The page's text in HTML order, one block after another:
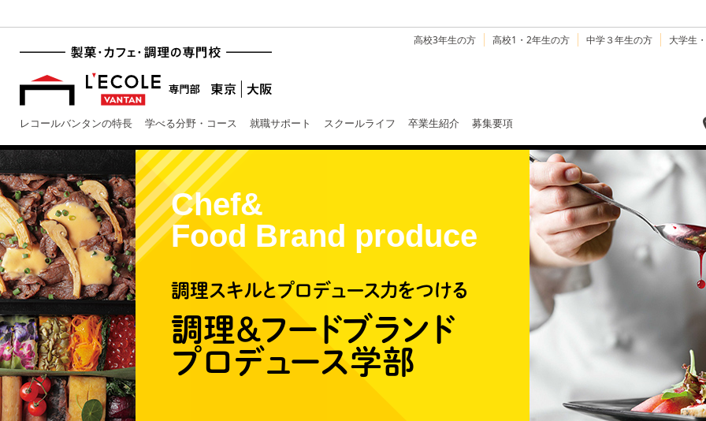
高校3年生の方 高校1・2年生の方 中学３年生の方 大学生
レコールバンタンの特長 学べる分野・コース 就職サポート スクールライフ 卒業生紹介 募集要項
Chef&
Food Brand produce
調理スキルとプロデュース力をつける
調理＆フードブランド
プロデュース学部